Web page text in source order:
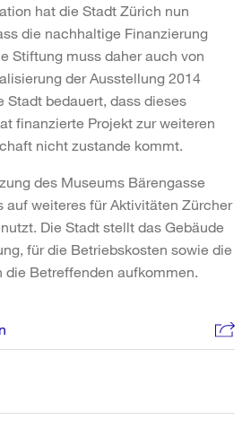
hat die Stadt Zürich nun
die nachhaltige Finanzierung
Stiftung muss daher auch von
der Ausstellung 2014
Stadt bedauert, dass dieses
finanzierte Projekt zur weiteren
nicht zustande kommt.
des Museums Bärengasse
auf weiteres für Aktivitäten Zürcher
Die Stadt stellt das Gebäude
für die Betriebskosten sowie die
Betreffenden aufkommen.